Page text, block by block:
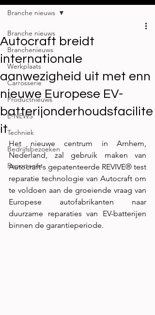
Branche nieuws
Branchenieuws
Werkplaats
Carrosserie
Productnieuws
E-NEWS
Techniek
Bedrijfsbezoeken
Reportages
Branche nieuws
Autocraft breidt
internationale
aanwezigheid uit met enn
nieuwe Europese EV-
batterijonderhoudsfacilite
it
Het nieuwe centrum in Arnhem,
Nederland, zal gebruik maken van
Autocraft's gepatenteerde REVIVE® test
reparatie technologie van Autocraft om
te voldoen aan de groeiende vraag van
Europese autofabrikanten naar
duurzame reparaties van EV-batterijen
binnen de garantieperiode.